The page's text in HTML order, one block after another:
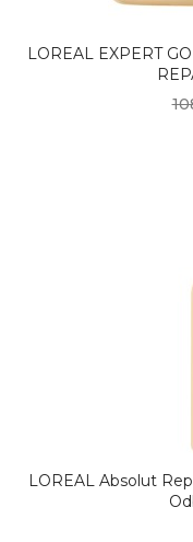
LOREAL EXPERT
LOREAL Absolut